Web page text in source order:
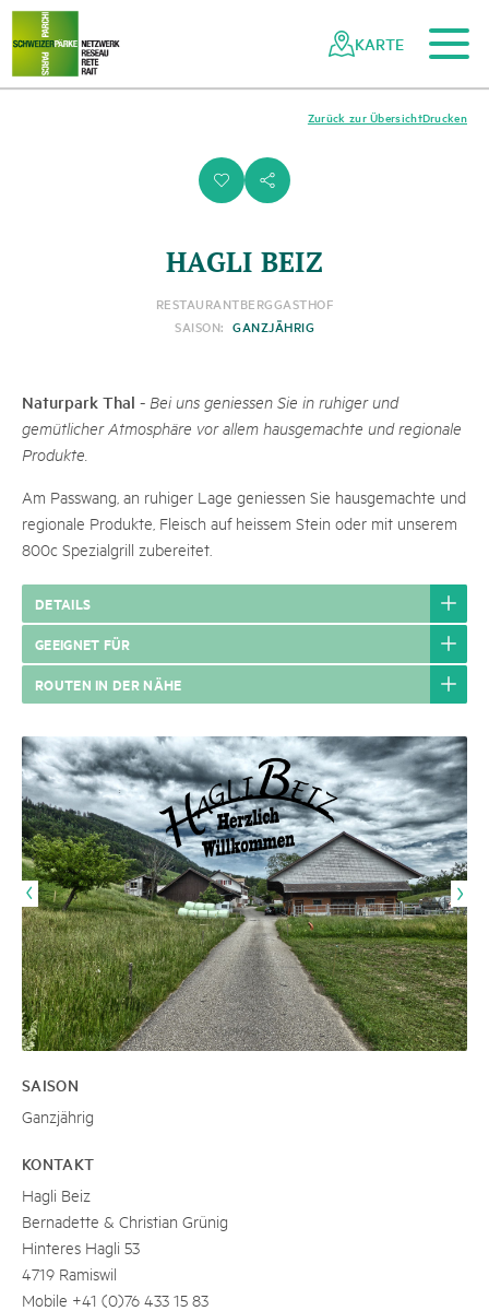
Navigieren
Netzwerk
Schweizer
Schnellnavigation
Zum Hauptinhalt
Zur mobilen Navigation
Zur Suche
Zum Fussbereich
Zur Sitemap
KARTE
i s
Drucken
Zurück zur Übersicht
HAGLI BEIZ
RESTAURANTBERGGASTHOF
SAISON: GANZJÄHRIG
Naturpark Thal - Bei uns geniessen Sie in ruhiger und
gemütlicher Atmosphäre vor allem hausgemachte und regionale
Produkte.
Am Passwang, an ruhiger Lage geniessen Sie hausgemachte und
regionale Produkte, Fleisch auf heissem Stein oder mit unserem
800c Spezialgrill zubereitet.
DETAILS
GEEIGNET FÜR
ROUTEN IN DER NÄHE
SAISON
Ganzjährig
KONTAKT
Hagli Beiz
Bernadette & Christian Grünig
Hinteres Hagli 53
4719 Ramiswil
Mobile +41 (0)76 433 15 83